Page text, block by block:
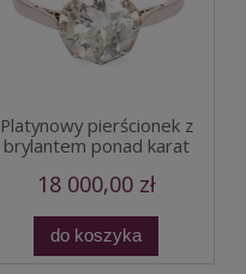
Platynowy pierścionek z
brylantem ponad karat
18 000,00 zł
do koszyka